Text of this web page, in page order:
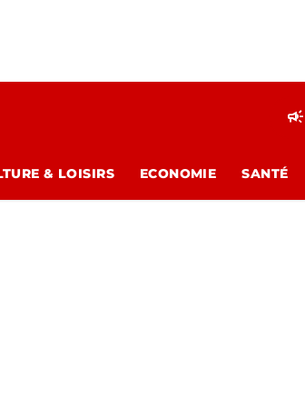
campaign
& LOISIRS ECONOMIE SANTÉ